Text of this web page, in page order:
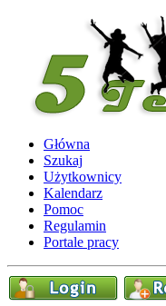
Główna
Szukaj
Użytkownicy
Kalendarz
Pomoc
Regulamin
Portale pracy